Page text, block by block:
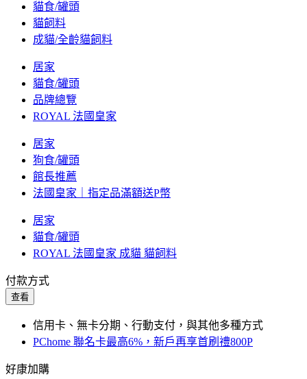
貓食/罐頭
貓飼料
成貓/全齡貓飼料
居家
貓食/罐頭
品牌總覽
ROYAL 法國皇家
居家
狗食/罐頭
館長推薦
法國皇家｜指定品滿額送P幣
居家
貓食/罐頭
ROYAL 法國皇家 成貓 貓飼料
付款方式
查看
信用卡、無卡分期、行動支付，與其他多種方式
PChome 聯名卡最高6%，新戶再享首刷禮800P
好康加購